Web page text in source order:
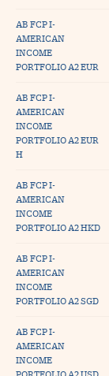
AB FCP I-
AMERICAN
INCOME
PORTFOLIO A2 EUR
AB FCP I-
AMERICAN
INCOME
PORTFOLIO A2 EUR
H
AB FCP I-
AMERICAN
INCOME
PORTFOLIO A2 HKD
AB FCP I-
AMERICAN
INCOME
PORTFOLIO A2 SGD
AB FCP I-
AMERICAN
INCOME
PORTFOLIO A2 USD